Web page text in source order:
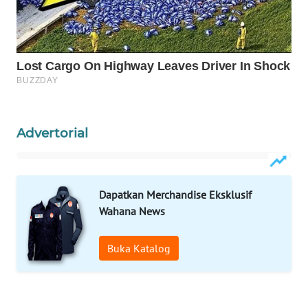
Advertorial
Dapatkan Merchandise Eksklusif
Wahana News
Buka Katalog
INFRASTRUKTUR
WAHANA
WAHANA
TV
WAHANANEWS
ID